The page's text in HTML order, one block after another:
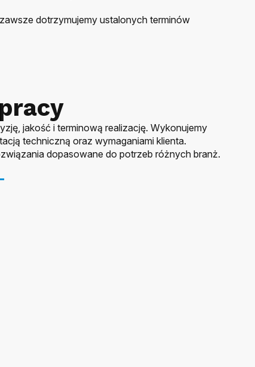
dotrzymujemy ustalonych terminów
jakość i terminową realizację. Wykonujemy
techniczną oraz wymaganiami klienta.
dopasowane do potrzeb różnych branż.